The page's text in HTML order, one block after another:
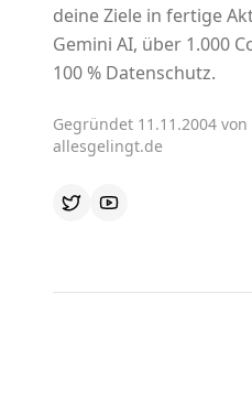
deine Ziele in fertige
Gemini AI, über 1.000
100 % Datenschutz.
Gegründet 11.11.2004
allesgelingt.de